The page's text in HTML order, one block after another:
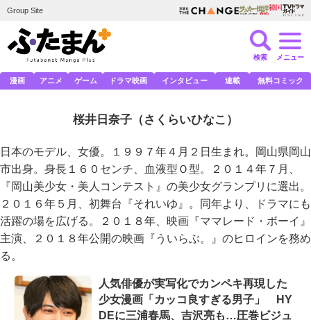
Group Site
検索 メニュー
漫画 アニメ ゲーム ドラマ映画 インタビュー 連載 無料コミック
桜井日奈子 （さくらいひなこ）
日本のモデル、女優。１９９７年４月２日生まれ。岡山県岡山
市出身。身長１６０センチ、血液型Ｏ型。２０１４年７月、
『岡山美少女・美人コンテスト』の美少女グランプリに選出。
２０１６年５月、初舞台『それいゆ』。同年より、ドラマにも
活躍の場を広げる。２０１８年、映画『ママレード・ボーイ』
主演、２０１８年公開の映画『ういらぶ。』のヒロインを務め
る。
人気俳優が実写化でカンペキ再現した
少女漫画「カッコ良すぎる男子」 HY
DEに三浦春馬、吉沢亮も…圧巻ビジュ